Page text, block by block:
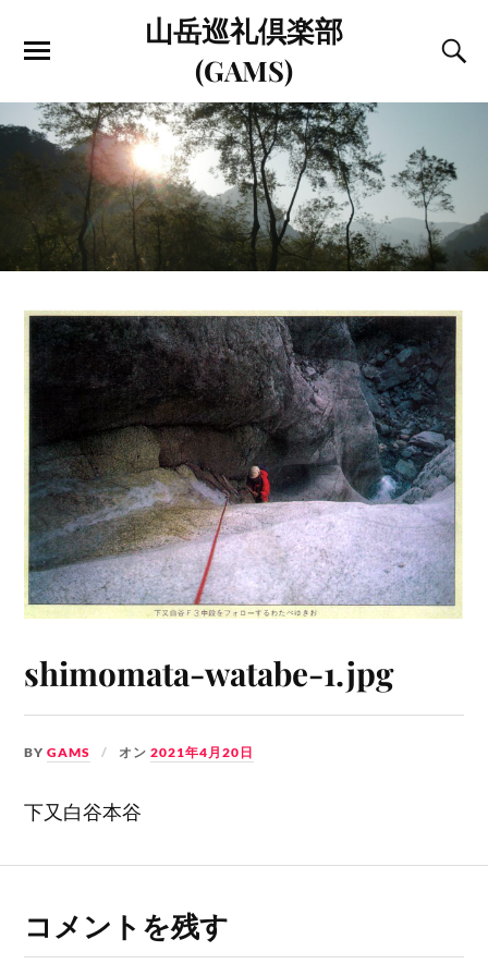
山岳巡礼倶楽部
(GAMS)
shimomata-watabe-1.jpg
BYGAMS オン2021年4月20日
下又白谷本谷
コメントを残す